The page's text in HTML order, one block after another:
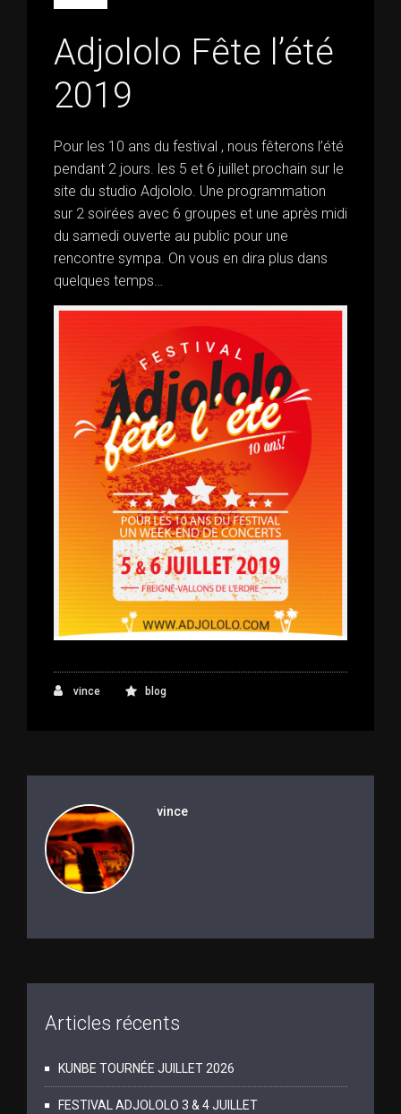
Adjololo Fête l’été
2019
Pour les 10 ans du festival , nous fêterons l’été
pendant 2 jours. les 5 et 6 juillet prochain sur le
site du studio Adjololo. Une programmation
sur 2 soirées avec 6 groupes et une après midi
du samedi ouverte au public pour une
rencontre sympa. On vous en dira plus dans
quelques temps…
vince blog
vince
Articles récents
KUNBE TOURNÉE JUILLET 2026
FESTIVAL ADJOLOLO 3 & 4 JUILLET